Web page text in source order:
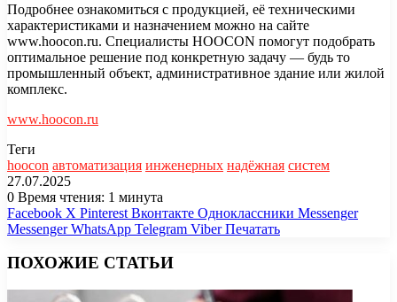
Подробнее ознакомиться с продукцией, её техническими
характеристиками и назначением можно на сайте
www.hoocon.ru. Специалисты HOOCON помогут подобрать
оптимальное решение под конкретную задачу — будь то
промышленный объект, административное здание или жилой
комплекс.
www.hoocon.ru
Теги
hoocon автоматизация инженерных надёжная систем
27.07.2025
0 Время чтения: 1 минута
Facebook X Pinterest Вконтакте Одноклассники Messenger
Messenger WhatsApp Telegram Viber Печатать
ПОХОЖИЕ СТАТЬИ